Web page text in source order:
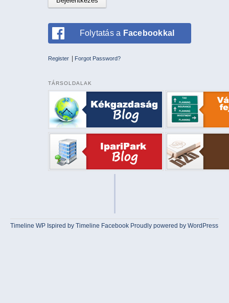
Folytatás a Facebookkal
Register Forgot Password?
TÁRSOLDALAK
Timeline WP Ispired byTimeline Facebook Proudly powered by WordPress